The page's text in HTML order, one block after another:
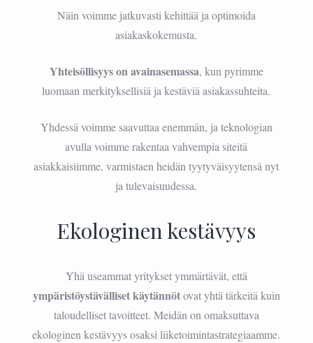
Näin voimme jatkuvasti kehittää ja optimoida
asiakaskokemusta.
Yhteisöllisyys on avainasemassa, kun pyrimme
luomaan merkityksellisiä ja kestäviä asiakassuhteita.
Yhdessä voimme saavuttaa enemmän, ja teknologian
avulla voimme rakentaa vahvempia siteitä
asiakkaisiimme, varmistaen heidän tyytyväisyytensä nyt
ja tulevaisuudessa.
Ekologinen kestävyys
Yhä useammat yritykset ymmärtävät, että
ympäristöystävälliset käytännötovat yhtä tärkeitä kuin
taloudelliset tavoitteet. Meidän on omaksuttava
ekologinen kestävyys osaksi liiketoimintastrategiaamme.